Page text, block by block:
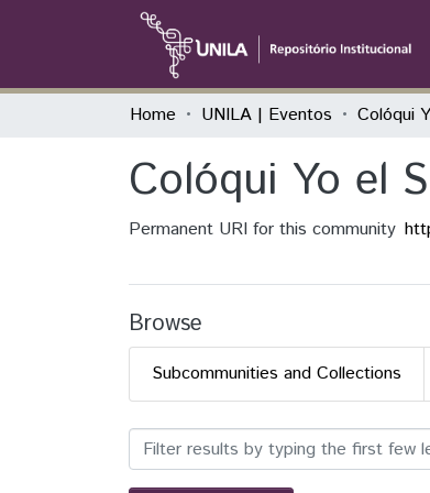
Home UNILA | Eventos
Colóqui Yo el
Permanent URI for this community
Browse
Subcommunities and Collections
Browsing Colóqui Yo